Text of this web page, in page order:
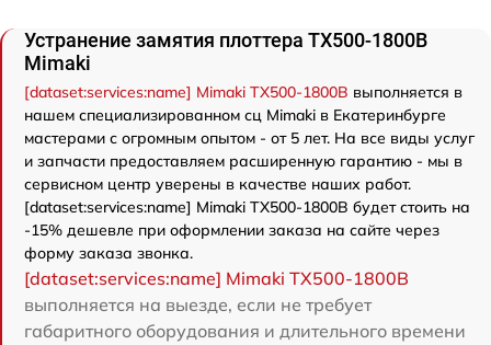
Устранение замятия плоттера TX500-1800B
Mimaki
[dataset:services:name] Mimaki TX500-1800B выполняется в
нашем специализированном сц Mimaki в Екатеринбурге
мастерами с огромным опытом - от 5 лет. На все виды услуг
и запчасти предоставляем расширенную гарантию - мы в
сервисном центр уверены в качестве наших работ.
[dataset:services:name] Mimaki TX500-1800B будет стоить на
-15% дешевле при оформлении заказа на сайте через
форму заказа звонка.
[dataset:services:name] Mimaki TX500-1800B
выполняется на выезде, если не требует
габаритного оборудования и длительного времени